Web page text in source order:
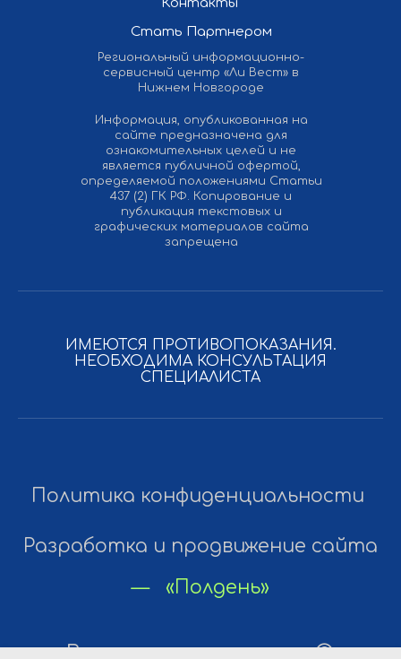
Стать Партнером
Региональный информационно-
сервисный центр «Ли Вест» в
Нижнем Новгороде
Информация, опубликованная на
сайте предназначена для
ознакомительных целей и не
является публичной офертой,
определяемой положениями Статьи
437 (2) ГК РФ. Копирование и
публикация текстовых и
графических материалов сайта
запрещена
ИМЕЮТСЯ ПРОТИВОПОКАЗАНИЯ.
НЕОБХОДИМА КОНСУЛЬТАЦИЯ
СПЕЦИАЛИСТА